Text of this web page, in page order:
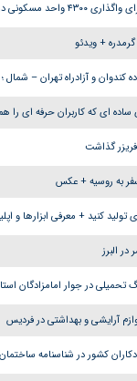
مسکونی در اشتهارد
+ ویدئو
و آزادراه تهران – شمال ؛ ١١ اردیبهشت
ساده ای که کاربران حرفه ای
فریزر گذاشت
به روسیه + عکس
تولید کنید + معرفی ابزارها و
البرز
آرایشی و بهداشتی در فردیس
کشور در شناسنامه